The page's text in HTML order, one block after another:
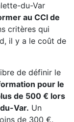
du-Var
au CCI de
critères qui
il y a le coût de
de définir le
pour le
de 500 € lors
Var. Un
de 300 €.